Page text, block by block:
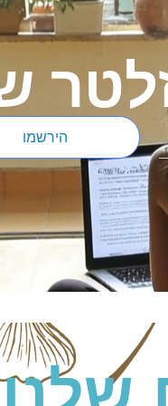
הירשמו